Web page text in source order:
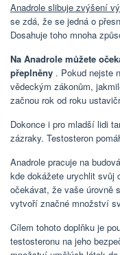
Anadrole slibuje zvýšení
se zdá, že se jedná o
Dosahuje toho mnoha
Na Anadrole můžete
přeplněny . Pokud nejste
vědeckým zákonům,
začnou rok od roku
Dokonce i pro mladší lidi
zázraky. Testosteron
Anadrole pracuje na
kde dokážete urychlit svůj
očekávat, že vaše úrovně
vytvoří značné množství
Cílem tohoto doplňku je
testosteronu na jeho